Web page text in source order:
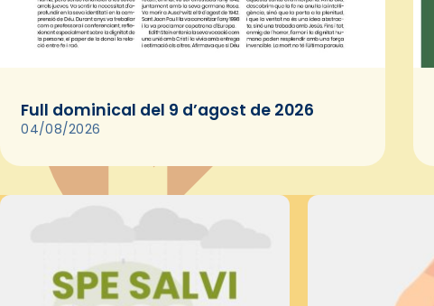
Full dominical del 9 d’agost de 2026
04/08/2026